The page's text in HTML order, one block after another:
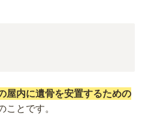
屋内に遺骨を安置するための
ことです。